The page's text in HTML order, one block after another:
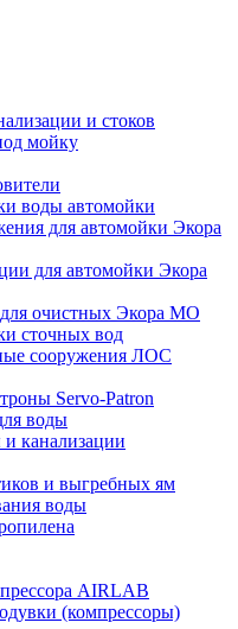
и стоков
мойку
воды автомойки
для автомойки Экора
для автомойки Экора
очистных Экора МО
сточных вод
сооружения ЛОС
Servo-Patron
воды
канализации
и выгребных ям
воды
AIRLAB
(компрессоры)